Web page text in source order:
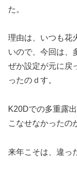
た。
理由は、いつも花
いので、今回は、
ぜか設定が元に戻
ったのｄす。
K20Dでの多重露
こなせなかったの
来年こそは、違っ